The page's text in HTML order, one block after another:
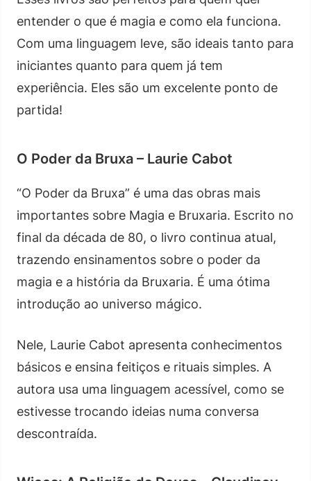
entender o que é magia e como ela funciona.
Com uma linguagem leve, são ideais tanto para
iniciantes quanto para quem já tem
experiência. Eles são um excelente ponto de
partida!
O Poder da Bruxa – Laurie Cabot
“O Poder da Bruxa” é uma das obras mais
importantes sobre Magia e Bruxaria. Escrito no
final da década de 80, o livro continua atual,
trazendo ensinamentos sobre o poder da
magia e a história da Bruxaria. É uma ótima
introdução ao universo mágico.
Nele, Laurie Cabot apresenta conhecimentos
básicos e ensina feitiços e rituais simples. A
autora usa uma linguagem acessível, como se
estivesse trocando ideias numa conversa
descontraída.